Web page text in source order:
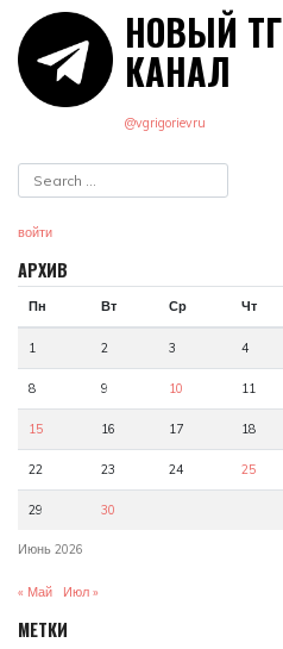
НОВЫЙ ТГ
КАНАЛ
@vgrigorievru
войти
АРХИВ
Июнь 2026
Пн Вт Ср Чт
1 2 3 4
8 9 10 11
15 16 17 18
22 23 24 25
29 30
« Май Июл »
МЕТКИ